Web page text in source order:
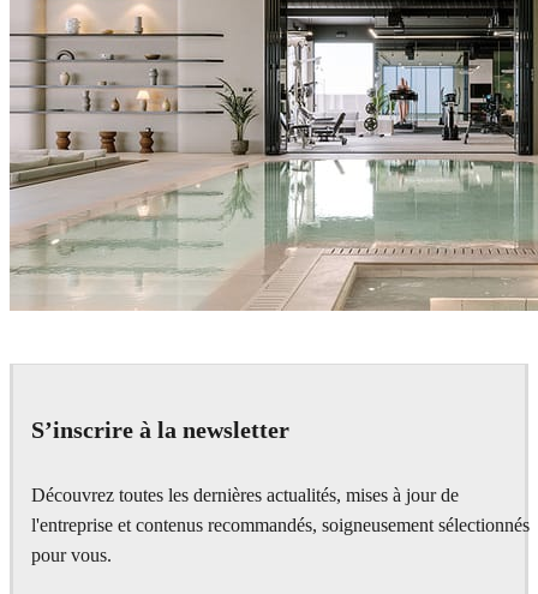
S’inscrire à la newsletter
Découvrez toutes les dernières actualités, mises à jour de
l'entreprise et contenus recommandés, soigneusement sélectionnés
pour vous.